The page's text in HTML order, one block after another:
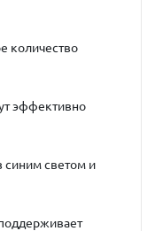
количество
эффективно
синим светом и